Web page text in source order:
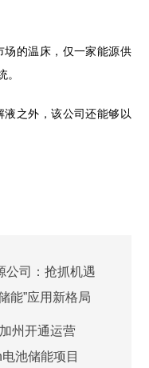
场的温床，仅一家能源供
。
液之外，该公司还能够以
公司：抢抓机遇
能”应用新格局
州开通运营
池储能项目